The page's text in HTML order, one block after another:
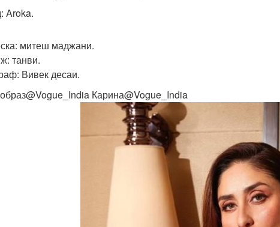
Aroka.
митеш маджани.
танви.
Вивек десаи.
Карина@Vogue_India